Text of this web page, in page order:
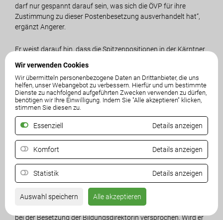
Wir verwenden Cookies
Wir übermitteln personenbezogene Daten an Drittanbieter, die uns
helfen, unser Webangebot zu verbessern. Hierfür und um bestimmte
Dienste zu nachfolgend aufgeführten Zwecken verwenden zu dürfen,
benötigen wir Ihre Einwilligung. Indem Sie "Alle akzeptieren" klicken,
stimmen Sie diesen zu.
Essenziell Details anzeigen
Komfort Details anzeigen
Statistik Details anzeigen
Auswahl speichern Alle akzeptieren
darf nur gespannt darauf sein, was sich die ÖVP für ihre
Zustimmung zu dieser Postenbesetzung ausverhandelt hat“,
ergänzt Angerer.
Er weist darauf hin, dass die Spitzenpositionen in der Kärntner
Umklammerung unübersehbar ist. Eine langjährige SPÖ-
Gemeinderätin von Steindorf und Funktionärin avanciere nun
zur Chefin und ihr Stellvertreter und Präsidialleiter komme aus
dem Büro von LHStv. Gabriele Schaunig-Kandut.
„Penz war von Anfang an die Wunschkandidatin von LH Peter
Kaiser und er hat sie auch bekommen. Insider haben dieses
Ergebnis erwartet, sodass man sich auch nicht darüber
wundern dürfe, dass sich nur wenige Experten ohne
parteipolitischen Hintergrund für diese Spitzenposition
beworben haben“, erklärt Angerer. SPÖ, ÖVP und Grüne
versprachen bei der Bildungsreform 2017, dass Parteipolitik
aus der Schule verbannt werde, aber das Gegenteil treffe zu.
„LH Peter Kaiser hat vor Monaten größtmögliche Transparenz
bei der Besetzung der Bildungsdirektorin versprochen. Wird er